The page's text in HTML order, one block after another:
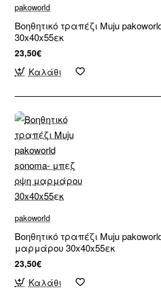
pakoworld
Βοηθητικό τραπέζι Muju
30x40x55εκ
23,50€
Καλάθι
pakoworld
Βοηθητικό τραπέζι Muju
μαρμάρου 30x40x55εκ
23,50€
Καλάθι